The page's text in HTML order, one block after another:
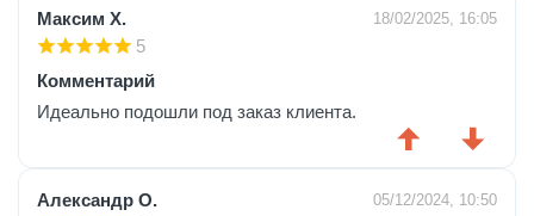
Максим Х. 18/02/2025, 16:05
5
Комментарий
Идеально подошли под заказ клиента.
Александр О. 05/12/2024, 10:50